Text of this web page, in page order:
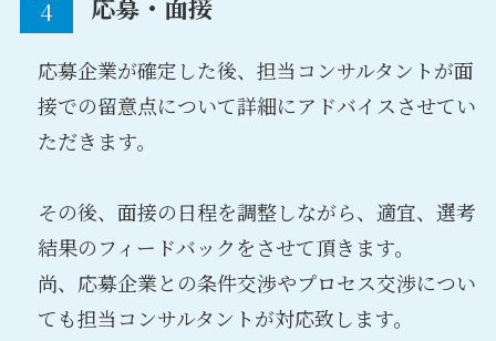
応募企業が確定した後、担当コンサルタントが面
接での留意点について詳細にアドバイスさせてい
ただきます。
その後、面接の日程を調整しながら、適宜、選考
結果のフィードバックをさせて頂きます。
尚、応募企業との条件交渉やプロセス交渉につい
ても担当コンサルタントが対応致します。